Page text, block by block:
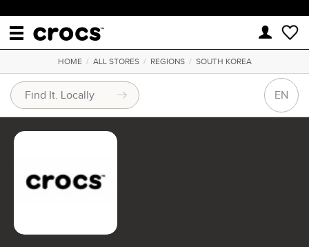
HOME/ ALL STORES/ REGIONS/ SOUTH KOREA
EN